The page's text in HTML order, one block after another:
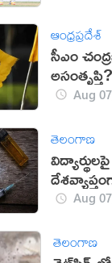
ఆంధ్రప్రదేశ్
సీఎం
అసంతృప్తి?
Aug
తెలంగాణ
Aug
తెలంగాణ